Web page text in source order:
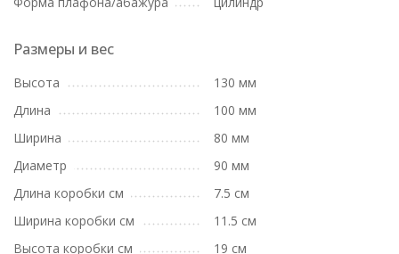
Размеры и вес
Высота
130 мм
Длина
100 мм
Ширина
80 мм
Диаметр
90 мм
Длина коробки см
7.5 см
Ширина коробки см
11.5 см
Высота коробки см
19 см